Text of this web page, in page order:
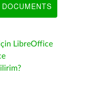
LibreOffice